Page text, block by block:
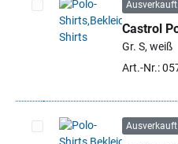
Artikel auswählen
Ausverkauft
Castrol
Gr. S, weiß
Art.-Nr.:
Ausverkauft